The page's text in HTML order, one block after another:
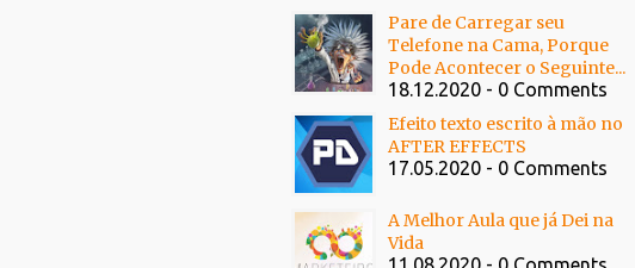
Pare de Carregar seu
Telefone na Cama, Porque
Pode Acontecer o Seguinte...
18.12.2020 - 0 Comments
Efeito texto escrito à mão no
AFTER EFFECTS
17.05.2020 - 0 Comments
A Melhor Aula que já Dei na
Vida